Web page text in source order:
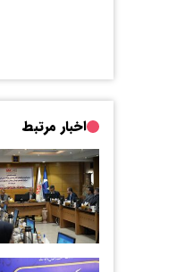
اخبار مرتبط